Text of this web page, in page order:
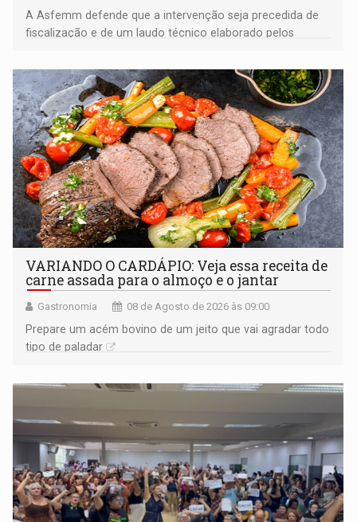
A Asfemm defende que a intervenção seja precedida de
fiscalização e de um laudo técnico elaborado pelos
VARIANDO O CARDÁPIO: Veja essa receita de
carne assada para o almoço e o jantar
Gastronomia 08 de Agosto de 2026 às 09:00
Prepare um acém bovino de um jeito que vai agradar todo
tipo de paladar